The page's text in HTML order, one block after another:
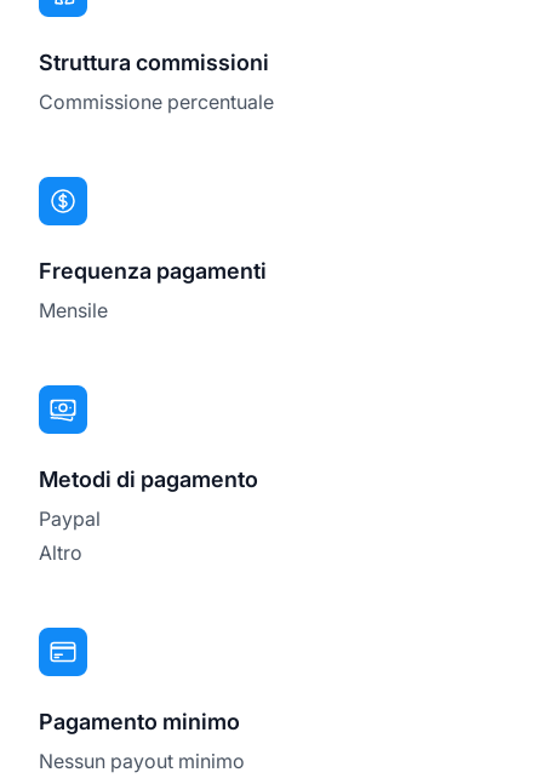
Struttura commissioni
Commissione percentuale
Frequenza pagamenti
Mensile
Metodi di pagamento
Paypal
Altro
Pagamento minimo
Nessun payout minimo